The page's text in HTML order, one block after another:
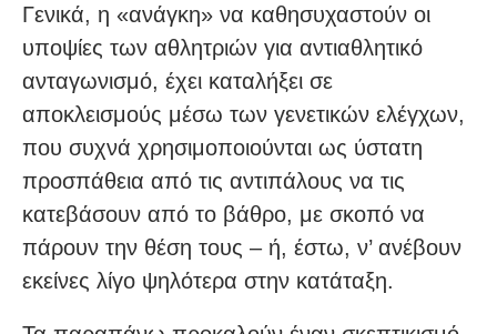
Γενικά, η «ανάγκη» να καθησυχαστούν οι
υποψίες των αθλητριών για αντιαθλητικό
ανταγωνισμό, έχει καταλήξει σε
αποκλεισμούς μέσω των γενετικών ελέγχων,
που συχνά χρησιμοποιούνται ως ύστατη
προσπάθεια από τις αντιπάλους να τις
κατεβάσουν από το βάθρο, με σκοπό να
πάρουν την θέση τους – ή, έστω, ν’ ανέβουν
εκείνες λίγο ψηλότερα στην κατάταξη.